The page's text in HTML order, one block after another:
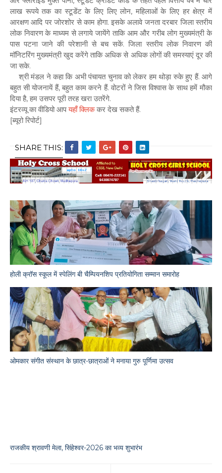
लाख रूपये तक का स्टूडेंट के लिए लिए लोन, महिलाओं के लिए हर क्षेत्र में
आरक्षण आदि पर जोरशोर से काम होगा. इसके अलावे जनता दरबार जिला स्तरीय
लोक निवारण के माध्यम से लगाये जायेंगे ताकि आम और गरीब लोग मुख्यमंत्री के
पास पटना जाने की परेशानी से बच सकें. जिला स्तरीय लोक निवारण की
मॉनिटरिंग मुख्यमंत्री खुद करेंगे ताकि अधिक से अधिक लोगों की समस्याएं दूर की
जा सके.
श्री मंडल ने कहा कि अभी पंचायत चुनाव को लेकर हम थोड़ा रुके हुए हैं. आगे
बहुत सी योजनायें हैं, बहुत काम करने हैं. वोटरों ने जिस विश्वास के साथ हमें मौका
दिया है, हम उसपर पूरी तरह खरा उतरेंगे.
इंटरव्यू का वीडियो आपयहाँ क्लिककर देख सकते हैं.
[ब्यूरो रिपोर्ट]
SHARE THIS:
होली क्रॉस स्कूल में स्पेलिंग बी चैम्पियनशिप प्रतियोगिता सम्मान समारोह
ओमकार संगीत संस्थान के छात्र-छात्राओं ने मनाया गुरु पूर्णिमा उत्सव
राजकीय श्रावणी मेला, सिंहेश्वर-2026 का भव्य शुभारंभ